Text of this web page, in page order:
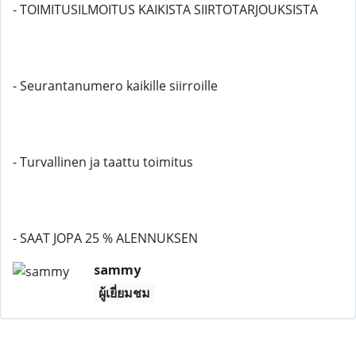
- TOIMITUSILMOITUS KAIKISTA SIIRTOTARJOUKSISTA
- Seurantanumero kaikille siirroille
- Turvallinen ja taattu toimitus
- SAAT JOPA 25 % ALENNUKSEN
sammy
ผู้เยี่ยมชม